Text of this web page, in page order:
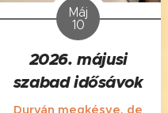
Máj
10
2026. májusi
szabad idősávok
Durván megkésve, de